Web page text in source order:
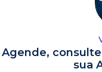
Agende,
sua